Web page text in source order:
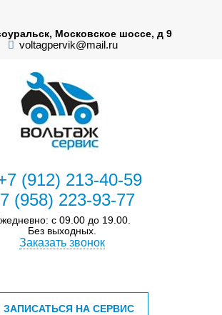
Московское шоссе, д 9
voltagpervik@mail.ru
(912) 213-40-59
(958) 223-93-77
с 09.00 до 19.00.
Без выходных.
Заказать звонок
ЗАПИСАТЬСЯ НА СЕРВИС